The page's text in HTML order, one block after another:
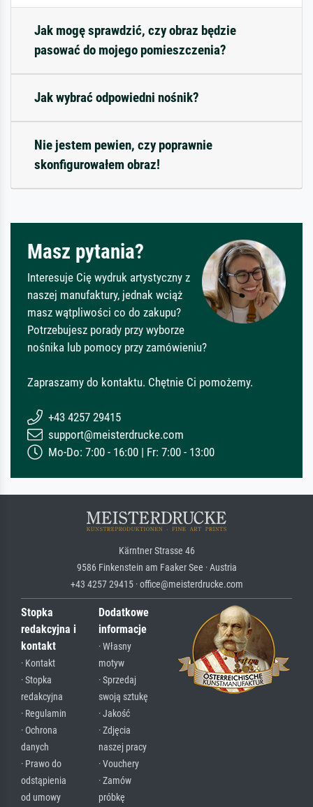
Jak mogę sprawdzić, czy obraz będzie
pasować do mojego pomieszczenia?
Jak wybrać odpowiedni nośnik?
Nie jestem pewien, czy poprawnie
skonfigurowałem obraz!
Masz pytania?
Interesuje Cię wydruk artystyczny z
naszej manufaktury, jednak wciąż
masz wątpliwości co do zakupu?
Potrzebujesz porady przy wyborze
nośnika lub pomocy przy zamówieniu?
Zapraszamy do kontaktu. Chętnie Ci pomożemy.
+43 4257 29415
support@meisterdrucke.com
Mo-Do: 7:00 - 16:00 | Fr: 7:00 - 13:00
Kärntner Strasse 46
9586 Finkenstein am Faaker See · Austria
+43 4257 29415 · office@meisterdrucke.com
Stopka
redakcyjna i
kontakt
· Kontakt
· Stopka
redakcyjna
· Regulamin
· Ochrona
danych
· Prawo do
odstąpienia
od umowy
Dodatkowe
informacje
· Własny
motyw
· Sprzedaj
swoją sztukę
· Jakość
· Zdjęcia
naszej pracy
· Vouchery
· Zamów
próbkę